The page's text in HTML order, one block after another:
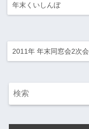
年末くいしんぼ
2011年 年末同窓会2次会